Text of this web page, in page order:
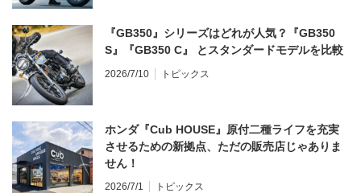
『GB350』シリーズはどれが人気？『GB350
S』『GB350 C』 とスタンダードモデルを比較
2026/7/10 トピックス
ホンダ『Cub HOUSE』原付二種ライフを充実
させるための新拠点、ただの販売店じゃありま
せん！
2026/7/1 トピックス